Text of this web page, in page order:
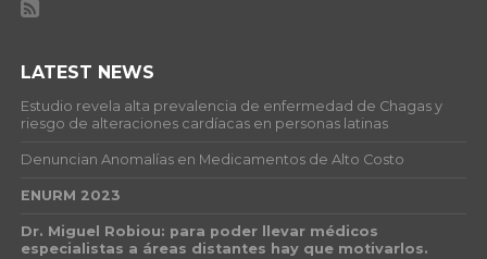
LATEST NEWS
Estudio revela alta prevalencia de enfermedad de Chagas y
riesgo de alteraciones cardíacas en personas latinas
Denuncian Anomalías en Medicamentos de Alto Costo
ENURM 2023
Dr. Miguel Robiou: para poder llevar médicos
especialistas a áreas distantes hay que motivarlos.